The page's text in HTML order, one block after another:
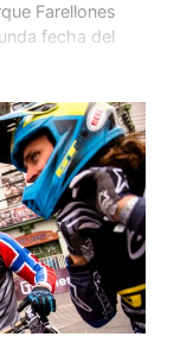
Farellones
fecha del
boca […]